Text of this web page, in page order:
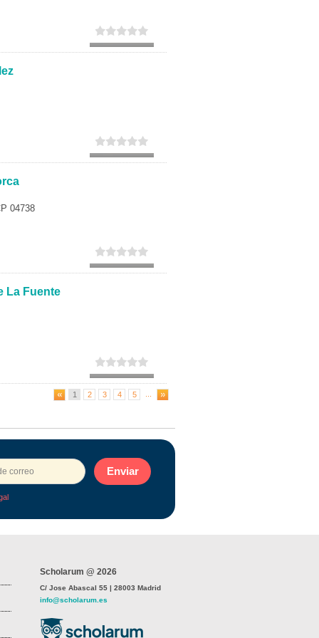
04738
La Fuente
1 2 3 4 5
Enviar
Scholarum @ 2026
C/ Jose Abascal 55 | 28003 Madrid
info@scholarum.es